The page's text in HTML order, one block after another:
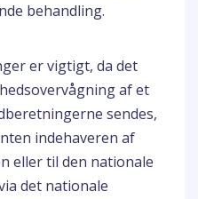
behandling.
er vigtigt, da det
af et
sendes,
indehaveren af
eller til den nationale
det nationale